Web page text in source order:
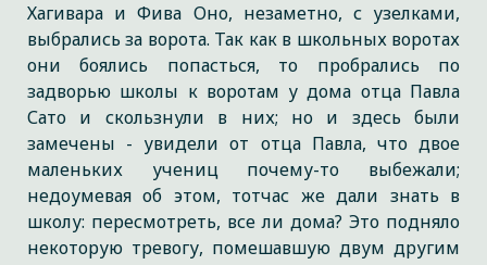
Хагивара и Фива Оно, незаметно, с узелками,
выбрались за ворота. Так как в школьных воротах
они боялись попасться, то пробрались по
задворью школы к воротам у дома отца Павла
Сато и скользнули в них; но и здесь были
замечены - увидели от отца Павла, что двое
маленьких учениц почему-то выбежали;
недоумевая об этом, тотчас же дали знать в
школу: пересмотреть, все ли дома? Это подняло
некоторую тревогу, помешавшую двум другим